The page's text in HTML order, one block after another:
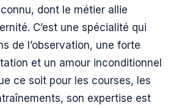
dont le métier allie
C’est une spécialité qui
de l’observation, une forte
et un amour inconditionnel
ce soit pour les courses, les
son expertise est